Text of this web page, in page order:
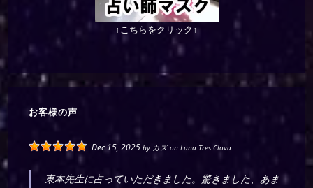
↑こちらをクリック↑
お客様の声
Dec 15, 2025 by カズonLuna Tres Clova
東本先生に占っていただきました。驚きました、あま